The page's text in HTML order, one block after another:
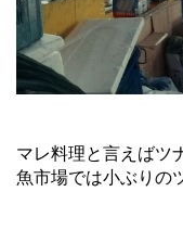
マレ料理と言えばツ
魚市場では小ぶりの